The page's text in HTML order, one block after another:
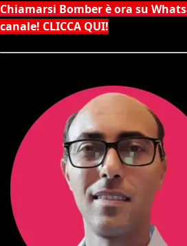
Chiamarsi Bomber è ora su
canale! CLICCA QUI!